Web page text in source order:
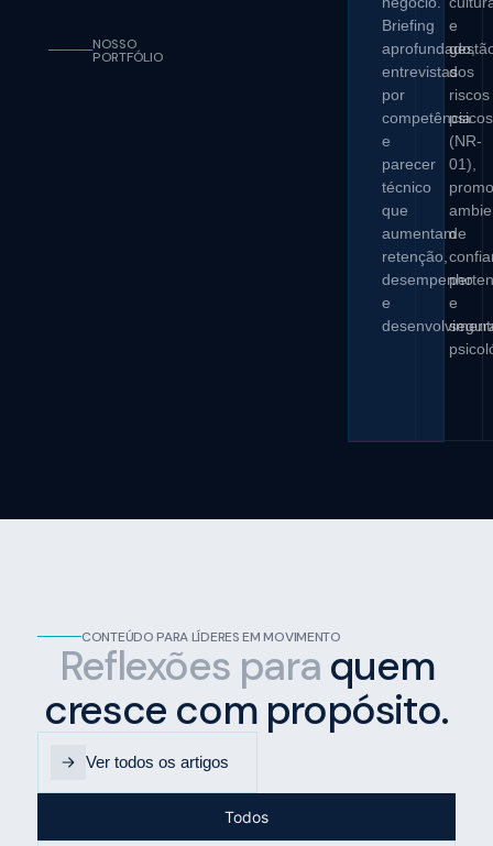
NOSSO
PORTFÓLIO
Briefing
aprofundado,
entrevistas
por
competência
e
parecer
técnico
que
aumentam
retenção,
desempenho
e
e
dos
riscos
(NR-
01),
de
e
CONTEÚDO PARA LÍDERES EM MOVIMENTO
Reflexões para quem
cresce com propósito.
Ver todos os artigos
Todos